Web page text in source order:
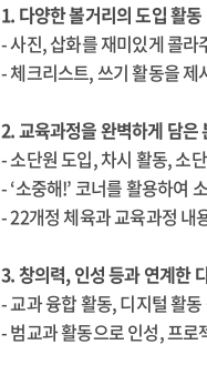
1. 다양한 볼거리의 도입 활동
- 사진, 삽화를 재미있게 콜라
- 체크리스트, 쓰기 활동을
2. 교육과정을 완벽하게 담은
- 소단원 도입, 차시 활동, 소
- ‘소중해!’ 코너를 활용하여
- 22개정 체육과 교육과정 내
3. 창의력, 인성 등과 연계한
- 교과 융합 활동, 디지털 활
- 범교과 활동으로 인성, 프